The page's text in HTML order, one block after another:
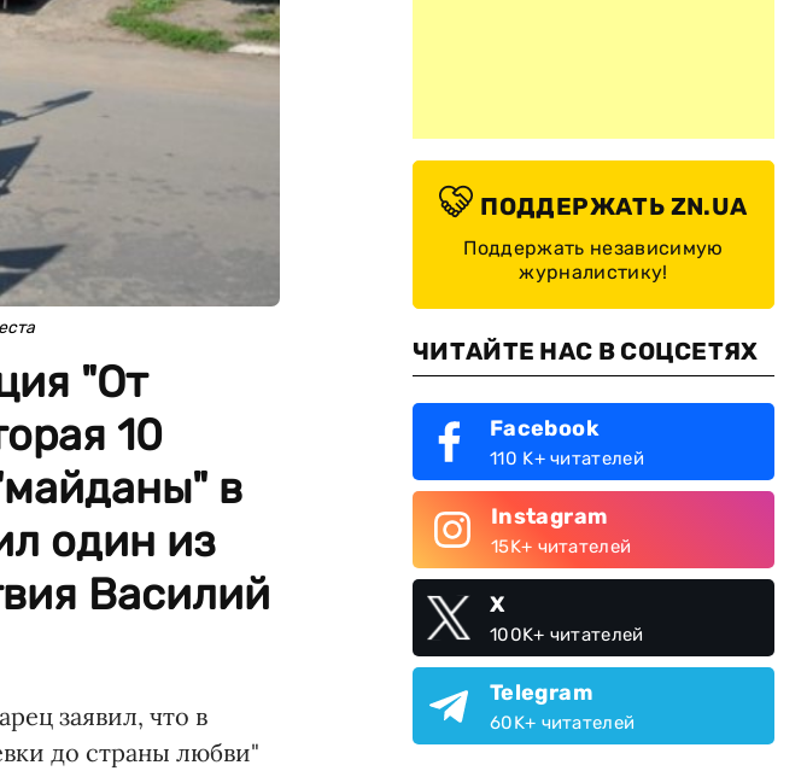
"От
10
в
один из
Василий
заявил, что в
до страны любви"
ПОДДЕРЖАТЬ ZN.UA
Поддержать независимую
журналистику!
ЧИТАЙТЕ НАС В СОЦСЕТЯХ
Facebook
110 K+ читателей
Instagram
15K+ читателей
X
100K+ читателей
Telegram
60K+ читателей